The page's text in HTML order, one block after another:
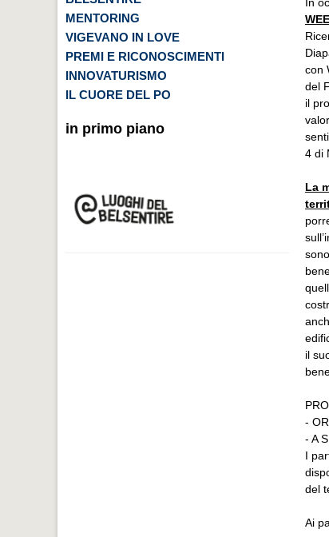
MENTORING
VIGEVANO IN LOVE
PREMI E RICONOSCIMENTI
INNOVATURISMO
IL CUORE DEL PO
in primo piano
con
del
il
4 di
La
il
-
- A
I
del
Ai